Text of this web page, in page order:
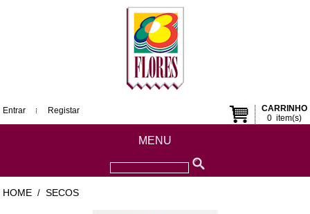
CARRINHO
0item(s)
Entrar Registar
MENU
HOME / SECOS